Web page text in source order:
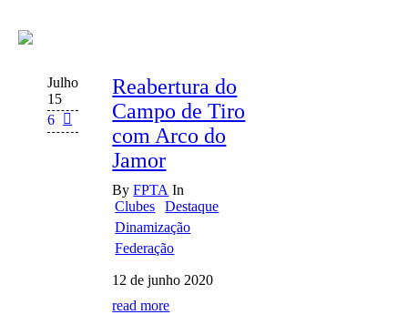
Julho
15
6
Reabertura do
Campo de Tiro
com Arco do
Jamor
ByFPTA In
Clubes
Destaque
Dinamização
Federação
12 de junho 2020
read more